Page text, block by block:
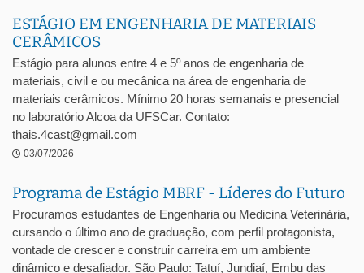
ESTÁGIO EM ENGENHARIA DE MATERIAIS
CERÂMICOS
Estágio para alunos entre 4 e 5º anos de engenharia de
materiais, civil e ou mecânica na área de engenharia de
materiais cerâmicos. Mínimo 20 horas semanais e presencial
no laboratório Alcoa da UFSCar. Contato:
thais.4cast@gmail.com
03/07/2026
Programa de Estágio MBRF - Líderes do Futuro
Procuramos estudantes de Engenharia ou Medicina Veterinária,
cursando o último ano de graduação, com perfil protagonista,
vontade de crescer e construir carreira em um ambiente
dinâmico e desafiador. São Paulo: Tatuí, Jundiaí, Embu das